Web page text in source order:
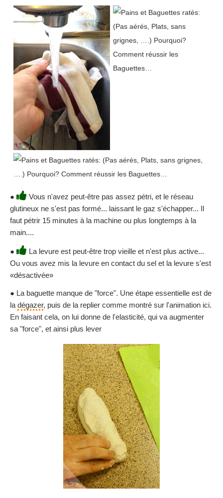
●
Vous n'avez peut-être pas assez pétri, et le réseau
glutineux ne s'est pas formé... laissant le gaz s'échapper... Il
faut pétrir 15 minutes à la machine ou plus longtemps à la
main....
●
La levure est peut-être trop vieille et n'est plus active...
Ou vous avez mis la levure en contact du sel et la levure s'est
«désactivée»
● La baguette manque de "force". Une étape essentielle est de
la dégazer, puis de la replier comme montré sur l'animation ici.
En faisant cela, on lui donne de l'elasticité, qui va augmenter
sa "force", et ainsi plus lever